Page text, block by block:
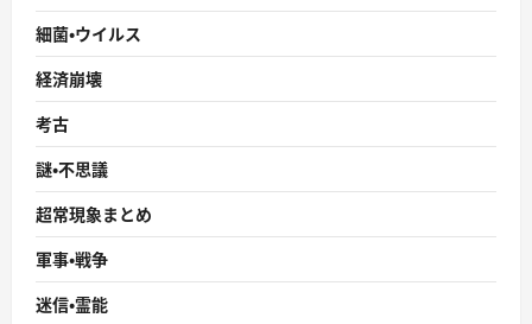
細菌・ウイルス
経済崩壊
考古
謎・不思議
超常現象まとめ
軍事・戦争
迷信・霊能